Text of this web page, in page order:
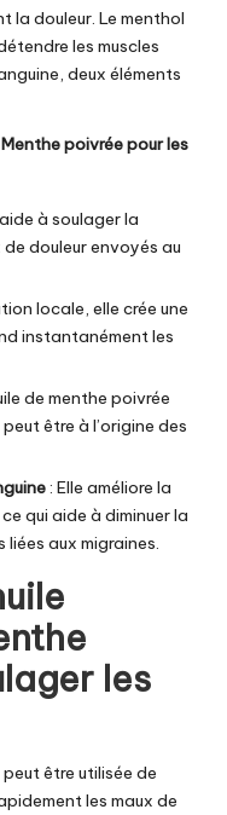
la douleur. Le menthol
les muscles
deux éléments
Menthe poivréepour les
à soulager la
douleur envoyés au
locale, elle crée une
instantanément les
de menthe poivrée
être à l’origine des
: Elle améliore la
qui aide à diminuer la
liées aux migraines.
les
peut être utilisée de
les maux de